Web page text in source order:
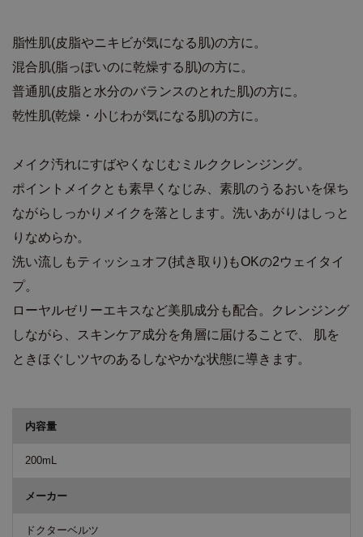
脂性肌(皮脂やニキビが気になる肌)の方に。
混合肌(脂っぽいのに乾燥する肌)の方に。
普通肌(皮脂と水分のバランスのとれた肌)の方に。
乾性肌(乾燥・小じわが気になる肌)の方に。
メイク汚れにすばやくなじむミルククレンジング。
ポイントメイクとも素早くなじみ、素肌のうるおいを保ち
ながらしっかりメイクを落とします。洗いあがりはしっと
りなめらか。
洗い流しもティッシュオフ(拭き取り)もOKの2ウェイタイ
プ。
ローヤルゼリーエキスなど美肌成分も配合。クレンジング
しながら、スキンケア成分を角層に届けることで、 肌を
ときほぐしツヤのあるしなやかな状態に導きます。
内容量
200mL
メーカー
ドクターベルツ